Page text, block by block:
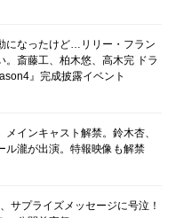
になったけど…リリー・フラン
。斎藤工、柏木悠、高木完 ドラ
』完成披露イベント
インキャスト解禁。鈴木杏、
ル瀧が出演。特報映像も解禁
サプライズメッセージに号泣！